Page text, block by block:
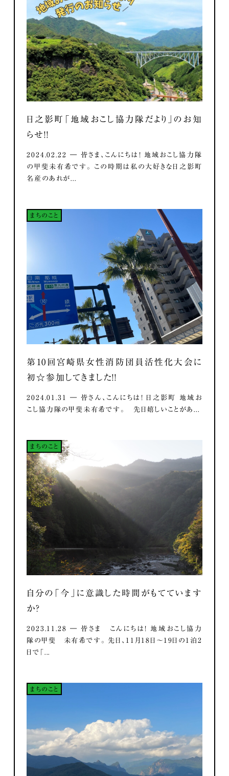
日之影町「地域おこし協力隊だより」のお知
らせ！！
2024.02.22 ― 皆さま、こんにちは！ 地域おこし協力隊
の甲斐未有希です。 この時期は私の大好きな日之影町
名産のあれが...
まちのこと
第10回宮崎県女性消防団員活性化大会に
初☆参加してきました！！
2024.01.31 ― 皆さん、こんにちは！ 日之影町 地域お
こし協力隊の甲斐未有希です。 先日嬉しいことがあ...
まちのこと
自分の「今」に意識した時間がもてています
か？
2023.11.28 ― 皆さま こんにちは！ 地域おこし協力
隊の甲斐 未有希です。 先日、11月18日～19日の1泊2
日で「...
まちのこと